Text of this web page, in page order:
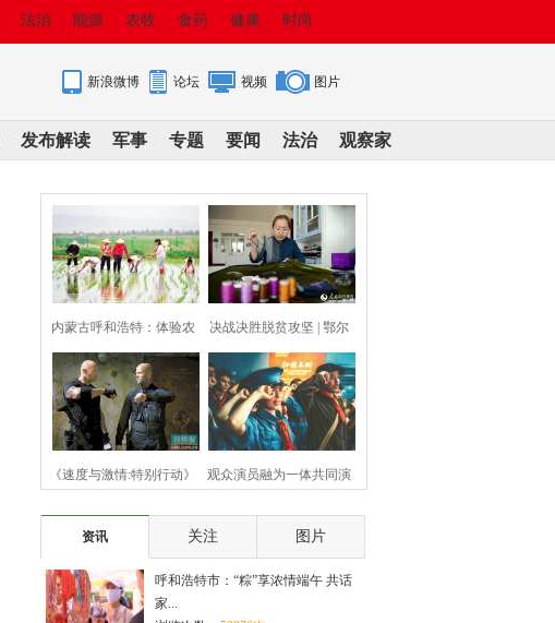
法治 能源 农牧 食药 健康 时尚
新浪微博 论坛 视频 图片
发布解读 军事 专题 要闻 法治 观察家
内蒙古呼和浩特：体验农
耕 育美童心
决战决胜脱贫攻坚 | 鄂尔
多斯：针尖上
《速度与激情:特别行动》 观众演员融为一体共同演
资讯
关注 图片
呼和浩特市：“粽”享浓情端午 共话
家...